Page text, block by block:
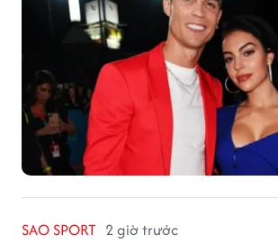
SAO SPORT 2 giờ trước